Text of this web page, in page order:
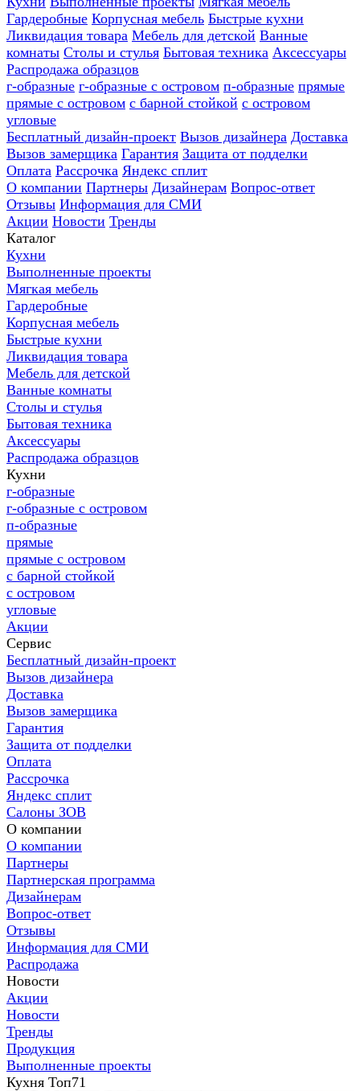
Гардеробные Корпусная мебель Быстрые кухни
Ликвидация товара Мебель для детской Ванные
комнаты Столы и стулья Бытовая техника Аксессуары
Распродажа образцов
г-образные г-образные с островом п-образные прямые
прямые с островом с барной стойкой с островом
угловые
Бесплатный дизайн-проект Вызов дизайнера Доставка
Вызов замерщика Гарантия Защита от подделки
Оплата Рассрочка Яндекс сплит
О компании Партнеры Дизайнерам Вопрос-ответ
Отзывы Информация для СМИ
Акции Новости Тренды
Каталог
Кухни
Выполненные проекты
Мягкая мебель
Гардеробные
Корпусная мебель
Быстрые кухни
Ликвидация товара
Мебель для детской
Ванные комнаты
Столы и стулья
Бытовая техника
Аксессуары
Распродажа образцов
Кухни
г-образные
г-образные с островом
п-образные
прямые
прямые с островом
с барной стойкой
с островом
угловые
Акции
Сервис
Бесплатный дизайн-проект
Вызов дизайнера
Доставка
Вызов замерщика
Гарантия
Защита от подделки
Оплата
Рассрочка
Яндекс сплит
Салоны ЗОВ
О компании
О компании
Партнеры
Партнерская программа
Дизайнерам
Вопрос-ответ
Отзывы
Информация для СМИ
Распродажа
Новости
Акции
Новости
Тренды
Продукция
Выполненные проекты
Кухня Топ71